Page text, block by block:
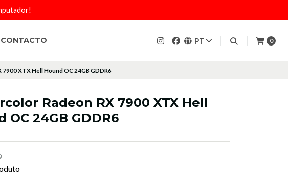
CONTACTO PT 0
7900 XTX Hell Hound OC 24GB GDDR6
Radeon RX 7900 XTX Hell
OC 24GB GDDR6